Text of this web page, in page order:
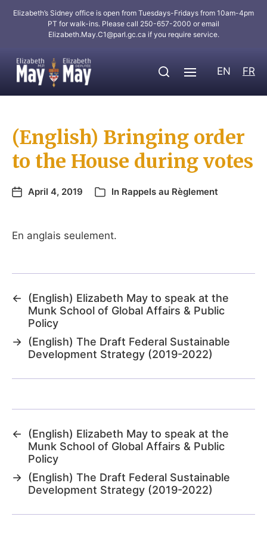
Elizabeth’s Sidney office is open from Tuesdays-Fridays from 10am-4pm
PT for walk-ins. Please call 250-657-2000 or email
Elizabeth.May.C1@parl.gc.ca if you require service.
EN FR
(English) Bringing order
to the House during votes
April 4, 2019 In Rappels au Règlement
En anglais seulement.
←
(English) Elizabeth May to speak at the
Munk School of Global Affairs & Public
Policy
→ (English) The Draft Federal Sustainable
Development Strategy (2019-2022)
←
(English) Elizabeth May to speak at the
Munk School of Global Affairs & Public
Policy
→ (English) The Draft Federal Sustainable
Development Strategy (2019-2022)